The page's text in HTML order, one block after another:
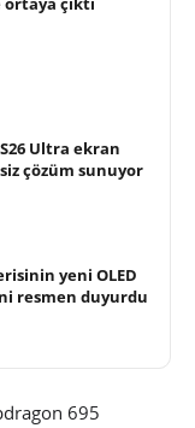
Ultra ekran
çözüm sunuyor
yeni OLED
resmen duyurdu
695